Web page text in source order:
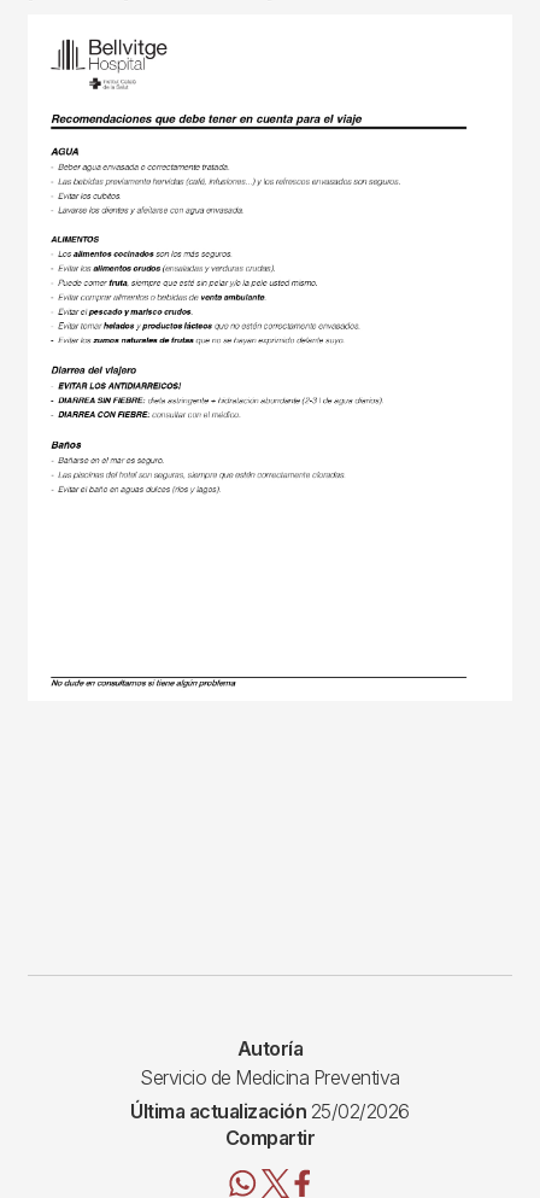
Autoría
Servicio de Medicina Preventiva
Última actualización 25/02/2026
Compartir